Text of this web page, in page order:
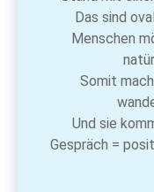
Das sind
Menschen
Somit
Und sie
Gespräch =